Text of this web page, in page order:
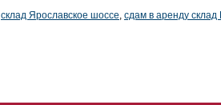
склад Ярославское шоссе, сдам в аренду склад